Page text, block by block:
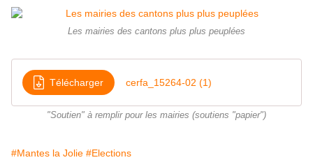
Les mairies des cantons plus plus peuplées
Télécharger cerfa_15264-02 (1)
"Soutien" à remplir pour les mairies (soutiens "papier")
#Mantes la Jolie #Elections